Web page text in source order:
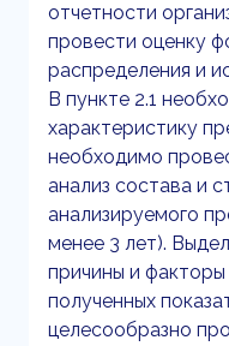
отчетности
провести оценку
распределения и
В пункте 2.1
характеристику
необходимо
анализ состава и
анализируемого
менее 3 лет).
причины и
полученных
целесообразно